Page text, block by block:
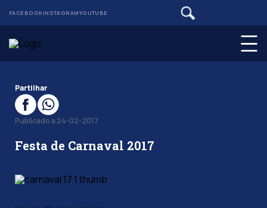
FACEBOOKINSTAGRAMYOUTUBE
Partilhar
Publicado a 24-02-2017
Festa de Carnaval 2017